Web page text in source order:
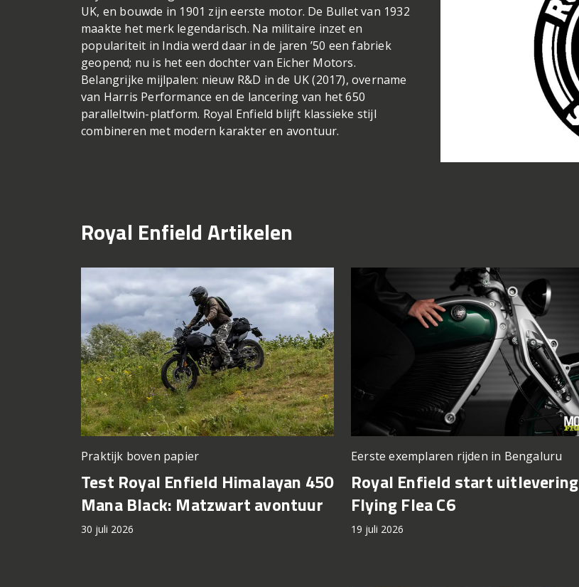
UK, en bouwde in 1901 zijn eerste motor. De Bullet van 1932
maakte het merk legendarisch. Na militaire inzet en
populariteit in India werd daar in de jaren ’50 een fabriek
geopend; nu is het een dochter van Eicher Motors.
Belangrijke mijlpalen: nieuw R&D in de UK (2017), overname
van Harris Performance en de lancering van het 650
paralleltwin-platform. Royal Enfield blijft klassieke stijl
combineren met modern karakter en avontuur.
Royal Enfield Artikelen
Praktijk boven papier
Test Royal Enfield Himalayan 450
Mana Black: Matzwart avontuur
30 juli 2026
Eerste exemplaren rijden in Bengaluru
Royal Enfield start uitlevering
Flying Flea C6
19 juli 2026